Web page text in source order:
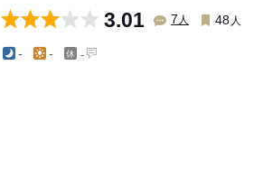
3.01 7 人 48 人
- - -